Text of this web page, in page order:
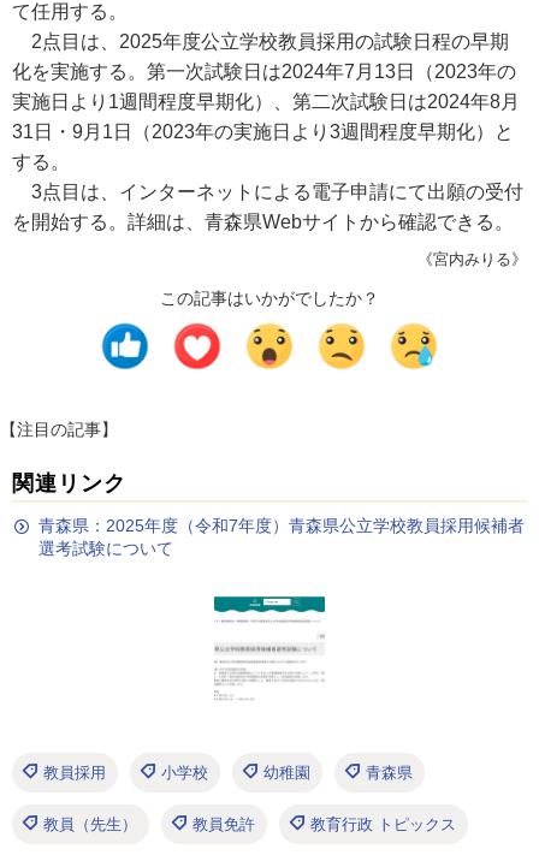
て任用する。
2点目は、2025年度公立学校教員採用の試験日程の早期
化を実施する。第一次試験日は2024年7月13日（2023年の
実施日より1週間程度早期化）、第二次試験日は2024年8月
31日・9月1日（2023年の実施日より3週間程度早期化）と
する。
3点目は、インターネットによる電子申請にて出願の受付
を開始する。詳細は、青森県Webサイトから確認できる。
《宮内みりる》
この記事はいかがでしたか？
【注目の記事】
関連リンク
青森県：2025年度（令和7年度）青森県公立学校教員採用候補者
選考試験について
教員採用 小学校 幼稚園 青森県
教員（先生） 教員免許 教育行政 トピックス